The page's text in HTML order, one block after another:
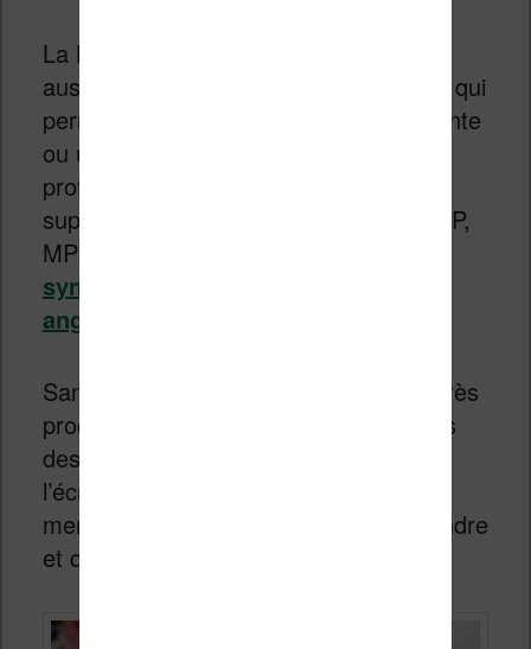
La Pocketbook Verse Pro Color
aussi dotée d’une connexion Bluetooth qui
permet de connecter une paire d’enceinte
ou un casque audio. Cela permet de
profiter de
supportés : M4A, M4B, OGG, OGG.ZIP,
MP3 et MP3.ZIP) mais aussi de la
synthèse vocale
anglais)
Sans surprise, on retrouve un design très
proche de sa petite sœur avec toujours
des boutons physiques présents sous
l’écran qui permettent d’accéder aux
menus, de tourner les pages ou d’éteindre
et d’allumer la liseuse.